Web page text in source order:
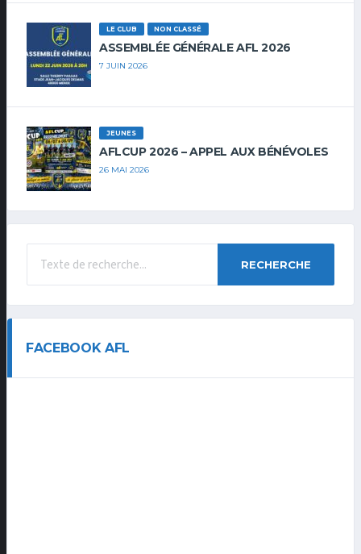
LE CLUB NON CLASSÉ
ASSEMBLÉE GÉNÉRALE AFL 2026
7 JUIN 2026
JEUNES
AFLCUP 2026 – APPEL AUX BÉNÉVOLES
26 MAI 2026
RECHERCHE
FACEBOOK AFL